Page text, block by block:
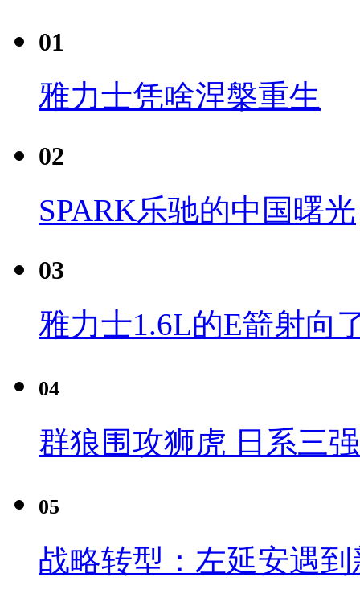
01
雅力士凭啥涅槃重生
02
SPARK乐驰的中国曙光
03
雅力士1.6L的E箭射向
04
群狼围攻狮虎 日系三
05
战略转型：左延安遇